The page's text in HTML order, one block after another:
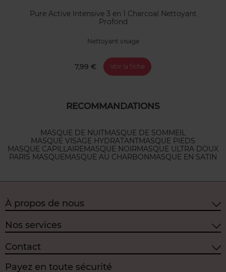
Pure Active Intensive 3 en 1 Charcoal Nettoyant
Profond
Nettoyant visage
7,99 € Voir la fiche
RECOMMANDATIONS
MASQUE DE NUITMASQUE DE SOMMEIL
MASQUE VISAGE HYDRATANTMASQUE PIEDS
MASQUE CAPILLAIREMASQUE NOIRMASQUE ULTRA DOUX
PARIS MASQUEMASQUE AU CHARBONMASQUE EN SATIN
À propos de nous
Nos services
Contact
Payez en toute sécurité